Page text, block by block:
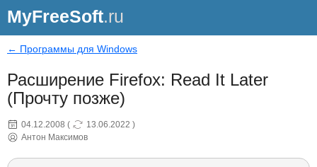
MyFreeSoft.ru
← Программы для Windows
Расширение Firefox: Read It Later
(Прочту позже)
04.12.2008 ( 13.06.2022 )
Антон Максимов